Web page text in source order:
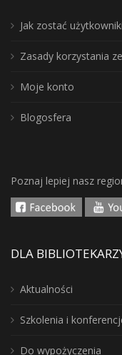
Jak zostać
Zasady korzystania
Moje konto
Blogosfera
Poznaj lepiej nasz
DLA
Aktualności
Szkolenia i
Do wypożyczenia